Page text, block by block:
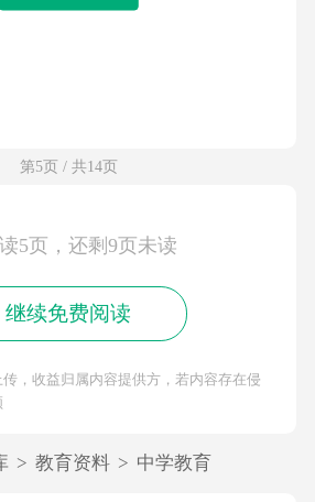
第5页 / 共14页
5页，还剩9页未读
继续免费阅读
，收益归属内容提供方，若内容存在侵
> 教育资料 > 中学教育